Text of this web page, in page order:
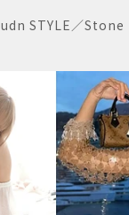
udn STYLE／Stone